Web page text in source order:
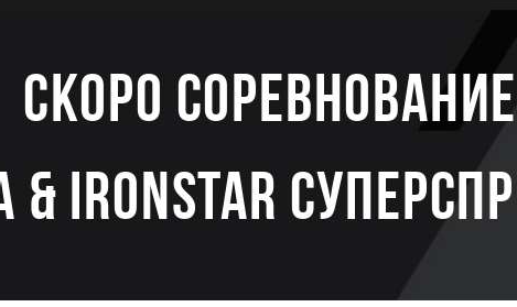
Скоро соревнование
IRONSTAR